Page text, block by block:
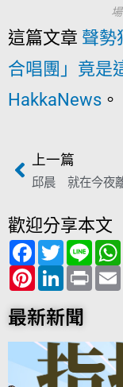
這篇文章 聲勢
合唱團」竟是
HakkaNews 。
上一篇
歡迎分享本文
F
a
c
e
b
o
o
k
T
w
i
t
t
e
r
L
i
n
e
P
i
n
t
e
r
e
s
t
L
i
n
k
e
d
I
n
P
r
i
最新新聞